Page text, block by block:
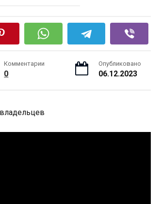
Комментарии
0
Опубликовано
06.12.2023